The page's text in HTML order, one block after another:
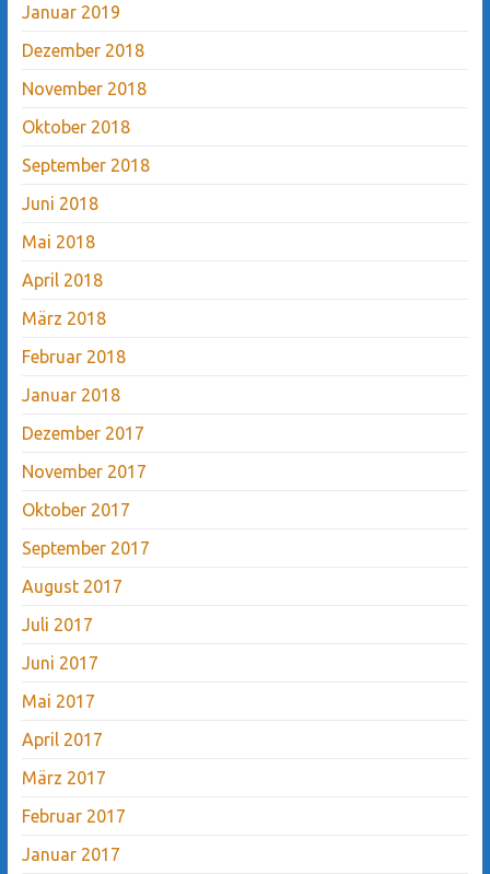
Januar 2019
Dezember 2018
November 2018
Oktober 2018
September 2018
Juni 2018
Mai 2018
April 2018
März 2018
Februar 2018
Januar 2018
Dezember 2017
November 2017
Oktober 2017
September 2017
August 2017
Juli 2017
Juni 2017
Mai 2017
April 2017
März 2017
Februar 2017
Januar 2017